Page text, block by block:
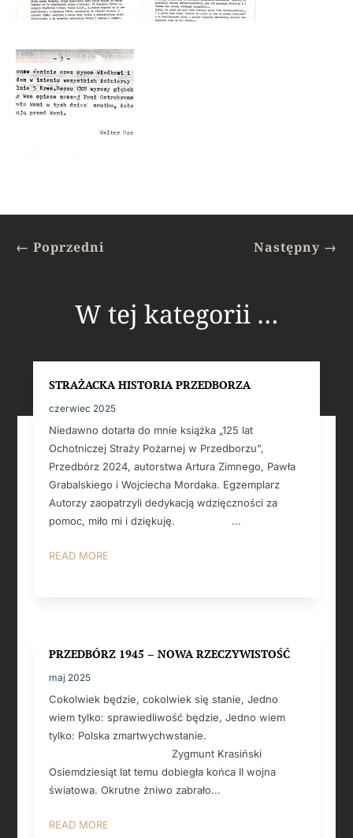
← Poprzedni Następny →
W tej kategorii …
STRAŻACKA HISTORIA PRZEDBORZA
czerwiec 2025
Niedawno dotarła do mnie książka „125 lat
Ochotniczej Straży Pożarnej w Przedborzu”,
Przedbórz 2024, autorstwa Artura Zimnego, Pawła
Grabalskiego i Wojciecha Mordaka. Egzemplarz
Autorzy zaopatrzyli dedykacją wdzięczności za
pomoc, miło mi i dziękuję. ...
READ MORE
PRZEDBÓRZ 1945 – NOWA RZECZYWISTOŚĆ
maj 2025
Cokolwiek będzie, cokolwiek się stanie, Jedno
wiem tylko: sprawiedliwość będzie, Jedno wiem
tylko: Polska zmartwychwstanie.
Zygmunt Krasiński
Osiemdziesiąt lat temu dobiegła końca II wojna
światowa. Okrutne żniwo zabrało...
READ MORE